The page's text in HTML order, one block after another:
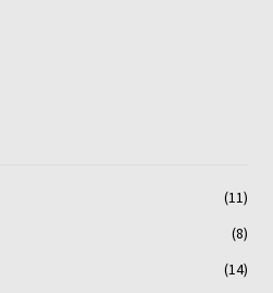
(11)
(8)
(14)